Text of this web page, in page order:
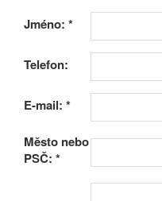
Jméno: *
Telefon:
E-mail: *
Město nebo
PSČ: *